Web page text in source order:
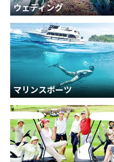
ウェディング
マリンスポーツ